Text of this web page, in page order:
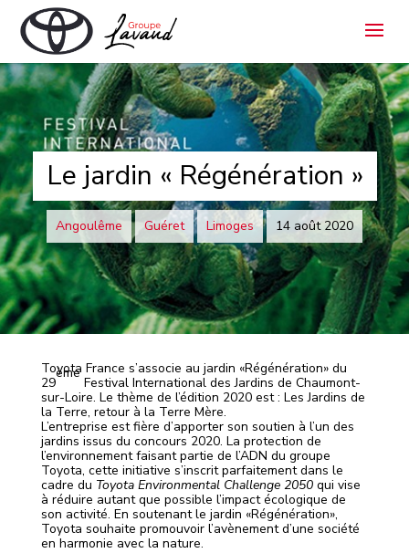
Le jardin « Régénération »
Angoulême Guéret Limoges 14 août 2020
Toyota France s’associe au jardin «Régénération» du
29
ème
Festival International des Jardins de Chaumont-
sur-Loire. Le thème de l’édition 2020 est : Les Jardins de
la Terre, retour à la Terre Mère.
L’entreprise est fière d’apporter son soutien à l’un des
jardins issus du concours 2020. La protection de
l’environnement faisant partie de l’ADN du groupe
Toyota, cette initiative s’inscrit parfaitement dans le
cadre du Toyota Environmental Challenge 2050qui vise
à réduire autant que possible l’impact écologique de
son activité. En soutenant le jardin «Régénération»,
Toyota souhaite promouvoir l’avènement d’une société
en harmonie avec la nature.